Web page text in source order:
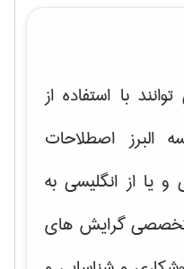
با استفاده از
اصطلاحات
یا از انگلیسی به
گرایش های